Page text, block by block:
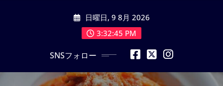
に
日曜日, 9 8月 2026
3:32:47 PM
SNSフォロー